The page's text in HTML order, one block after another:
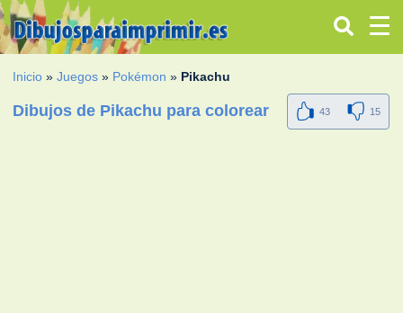
Inicio »Juegos » Pokémon » Pikachu
Dibujos de Pikachu para colorear 43 15